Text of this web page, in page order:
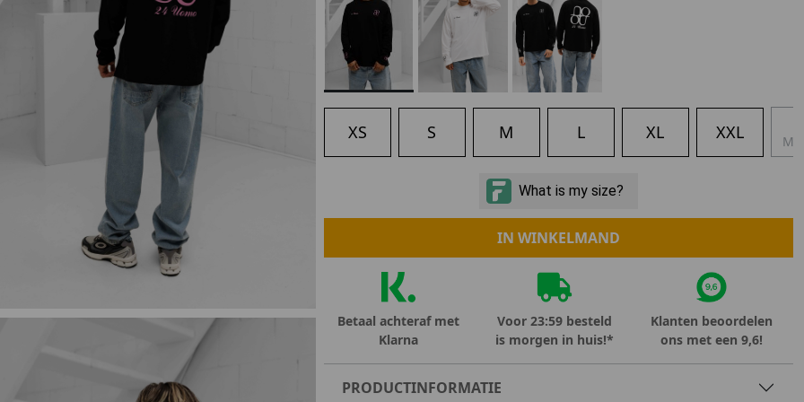
Marokko
Nigeria
Portugal
Spanje
MID SEASON-SALE DAMES MID SEASON-SALE KIDS
XS S M L XL XXL
IN WINKELMAND
Betaal achteraf met
Klarna
Voor 23:59 besteld
is morgen in huis!*
Klanten beoordelen
ons met een 9,6!
PRODUCTINFORMATIE